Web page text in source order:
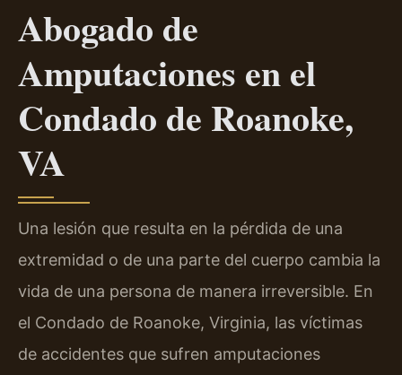
Abogado de
Amputaciones en el
Condado de Roanoke,
VA
Una lesión que resulta en la pérdida de una
extremidad o de una parte del cuerpo cambia la
vida de una persona de manera irreversible. En
el Condado de Roanoke, Virginia, las víctimas
de accidentes que sufren amputaciones